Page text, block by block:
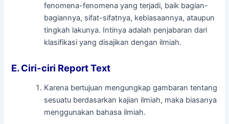
fenomena-fenomena yang terjadi, baik bagian-
bagiannya, sifat-sifatnya, kebiasaannya, ataupun
tingkah lakunya. Intinya adalah penjabaran dari
klasifikasi yang disajikan dengan ilmiah.
E. Ciri-ciri Report Text
Karena bertujuan mengungkap gambaran tentang
sesuatu berdasarkan kajian ilmiah, maka biasanya
menggunakan bahasa ilmiah.